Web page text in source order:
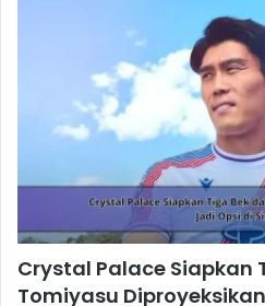
Crystal Palace Siapkan
Tomiyasu